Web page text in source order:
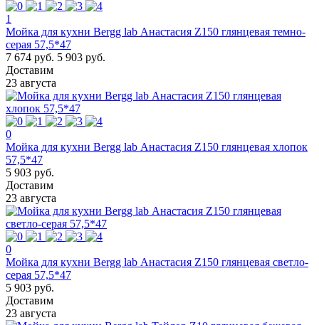
1
Мойка для кухни Bergg lab Анастасия Z150 глянцевая темно-
серая 57,5*47
7 674 руб. 5 903 руб.
Доставим
23 августа
0
Мойка для кухни Bergg lab Анастасия Z150 глянцевая хлопок
57,5*47
5 903 руб.
Доставим
23 августа
0
Мойка для кухни Bergg lab Анастасия Z150 глянцевая светло-
серая 57,5*47
5 903 руб.
Доставим
23 августа